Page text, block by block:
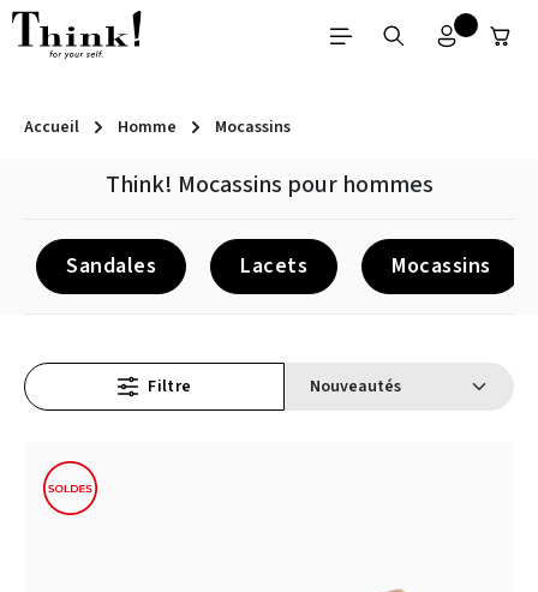
Passer au contenu principal
Accueil Homme Mocassins
Think! Mocassins pour hommes
Sandales Lacets Mocassins
Filtre